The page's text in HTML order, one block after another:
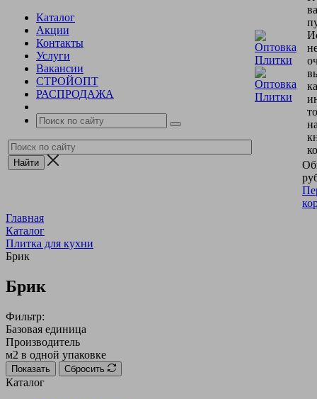
Каталог
Акции
Контакты
Услуги
Вакансии
СТРОЙОПТ
РАСПРОДАЖА
Главная
Каталог
Плитка для кухни
Брик
Брик
Фильтр:
Базовая единица
Производитель
м2 в одной упаковке
Показать Сбросить
Каталог